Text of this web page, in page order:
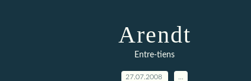
Arendt
Entre-tiens
27.07.2008